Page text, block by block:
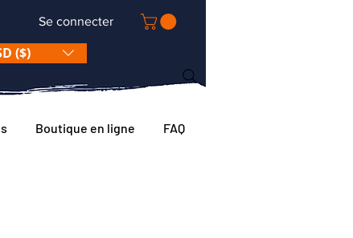
Se connecter
($)
Boutique en ligne FAQ